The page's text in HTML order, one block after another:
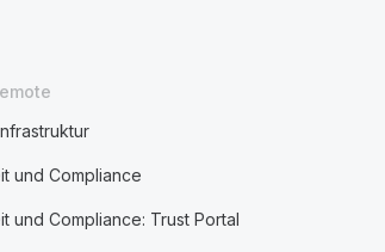
und Compliance
und Compliance: Trust Portal